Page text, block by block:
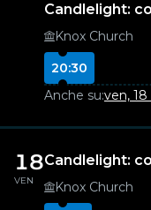
Candlelight:
Knox Church
20:30
Anche su:ven, 18
18
VEN
Candlelight:
Knox Church